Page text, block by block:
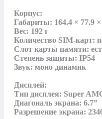
Корпус:
Габариты: 164.4 × 77.9
Вес: 192 г
Количество SIM-карт:
Слот карты памяти:
Степень защиты: IP54
Звук: моно динамик
Дисплей:
Тип дисплея: Super
Диагональ экрана: 6.7”
Разрешение экрана: